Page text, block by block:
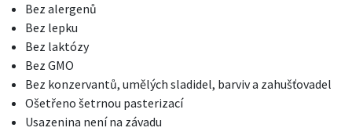
Bez alergenů
Bez lepku
Bez laktózy
Bez GMO
Bez konzervantů, umělých sladidel, barviv a zahušťovadel
Ošetřeno šetrnou pasterizací
Usazenina není na závadu